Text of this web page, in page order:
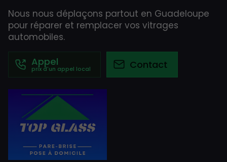
Nous nous déplaçons partout en Guadeloupe
pour réparer et remplacer vos vitrages
automobiles.
Appel Contact